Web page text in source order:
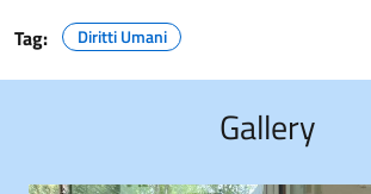
Tag:
Diritti Umani
Gallery